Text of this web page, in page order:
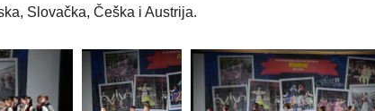
Slovačka, Češka i Austrija.